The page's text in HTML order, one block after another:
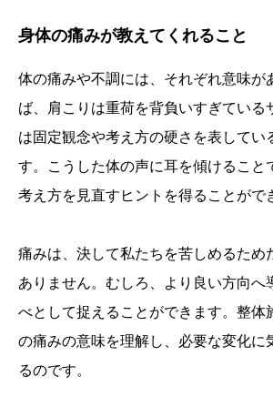
身体の痛みが教えてくれること
体の痛みや不調には、それぞれ意味が
ば、肩こりは重荷を背負いすぎている
は固定観念や考え方の硬さを表してい
す。こうした体の声に耳を傾けること
考え方を見直すヒントを得ることがで
痛みは、決して私たちを苦しめるため
ありません。むしろ、より良い方向へ
べとして捉えることができます。整体
の痛みの意味を理解し、必要な変化に
るのです。